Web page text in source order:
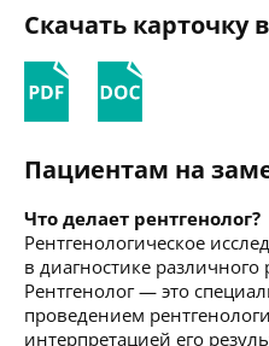
Скачать карточку
Пациентам на
Что делает рентгенолог?
Рентгенологическое
в диагностике
Рентгенолог — это
проведением
интерпретацией его